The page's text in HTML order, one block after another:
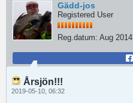
Gädd-jos
Registered User
Reg.datum: Aug 2014
Årsjön!!!
2019-05-10, 06:32